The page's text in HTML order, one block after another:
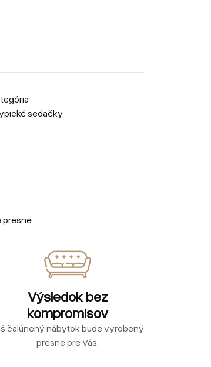
sedačky
presne
Výsledok bez
kompromisov
čalúnený nábytok bude vyrobený
presne pre Vás.